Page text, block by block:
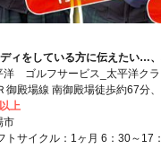
ィをしている方に伝えたい…
洋 ゴルフサービス_太平洋ク
御殿場線 南御殿場徒歩約67分
80分、ＪＲ御殿場線 富士岡徒歩
分
上
市
トサイクル：1ヶ月 6：30～17